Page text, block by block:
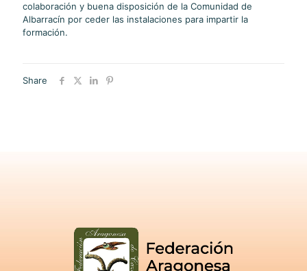
colaboración y buena disposición de la Comunidad de
Albarracín por ceder las instalaciones para impartir la
formación.
Share